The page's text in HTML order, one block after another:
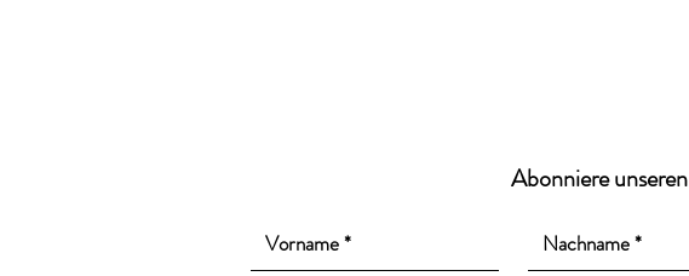
Abonniere unseren